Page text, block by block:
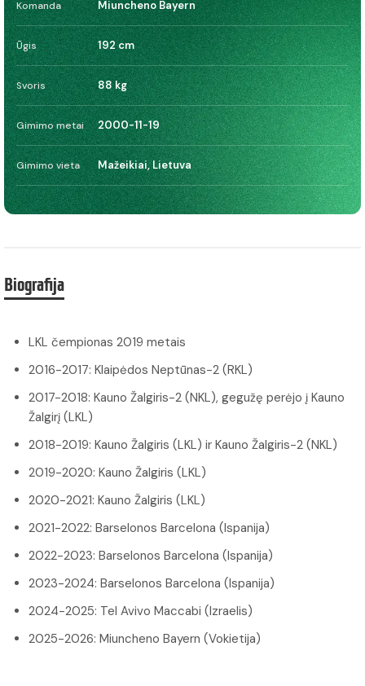
Komanda Miuncheno Bayern
Ūgis 192 cm
Svoris 88 kg
Gimimo metai 2000-11-19
Gimimo vieta Mažeikiai, Lietuva
Biografija
LKL čempionas 2019 metais
2016-2017: Klaipėdos Neptūnas-2 (RKL)
2017-2018: Kauno Žalgiris-2 (NKL), gegužę perėjo į Kauno
Žalgirį (LKL)
2018-2019: Kauno Žalgiris (LKL) ir Kauno Žalgiris-2 (NKL)
2019-2020: Kauno Žalgiris (LKL)
2020-2021: Kauno Žalgiris (LKL)
2021-2022: Barselonos Barcelona (Ispanija)
2022-2023: Barselonos Barcelona (Ispanija)
2023-2024: Barselonos Barcelona (Ispanija)
2024-2025: Tel Avivo Maccabi (Izraelis)
2025-2026: Miuncheno Bayern (Vokietija)